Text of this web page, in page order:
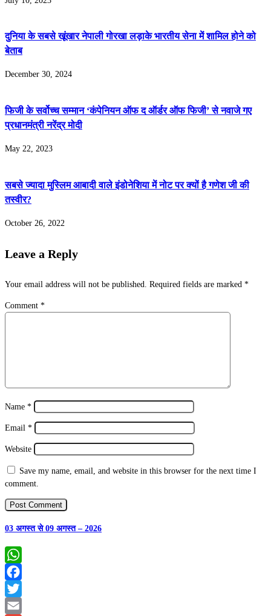
दुनिया के सबसे खूंखार नेपाली गोरखा लड़ाके भारतीय सेना में शामिल होने को
बेताब
December 30, 2024
फिजी के सर्वोच्च सम्मान ‘कंपेनियन ऑफ द ऑर्डर ऑफ फिजी’ से नवाजे गए
प्रधानमंत्री नरेंद्र मोदी
May 22, 2023
सबसे ज्यादा मुस्लिम आबादी वाले इंडोनेशिया में नोट पर क्यों है गणेश जी की
तस्वीर?
October 26, 2022
Leave a Reply
Your email address will not be published. Required fields are marked *
Comment *
Name *
Email *
Website
Save my name, email, and website in this browser for the next time I
comment.
03 अगस्त से 09 अगस्त – 2026
WhatsApp
Facebook
Twitter